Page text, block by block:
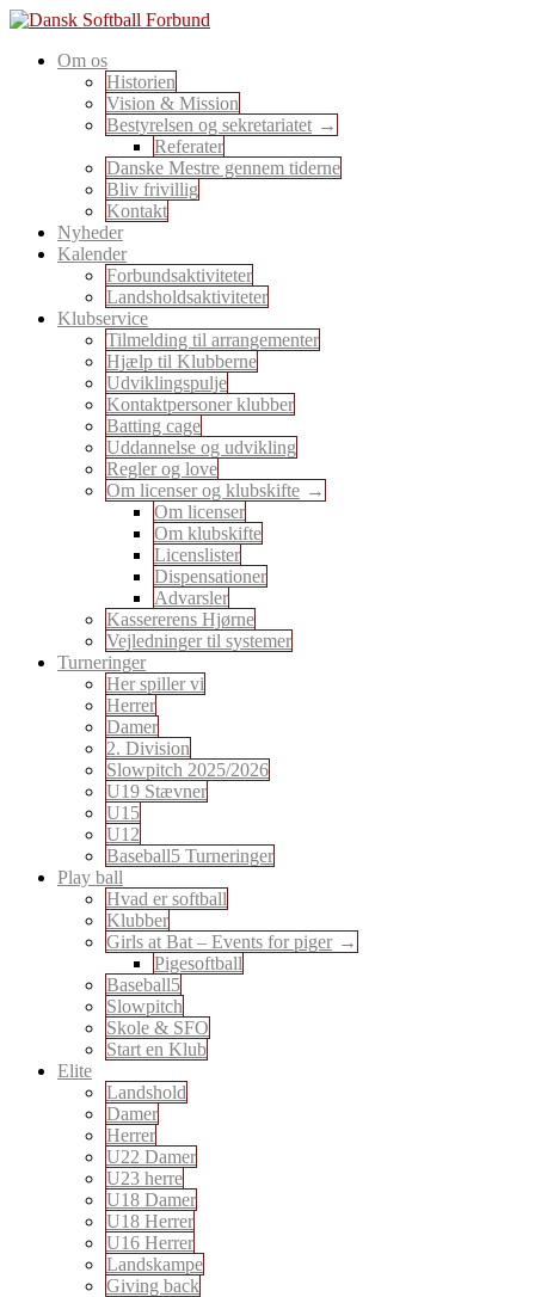
Skip
content
Dansk Softball Forbund
En sport for alle
Om os
Historien
Vision & Mission
Bestyrelsen og sekretariatet
Referater
Danske Mestre gennem tiderne
Bliv frivillig
Kontakt
Nyheder
Kalender
Forbundsaktiviteter
Landsholdsaktiviteter
Klubservice
Tilmelding til arrangementer
Hjælp til Klubberne
Udviklingspulje
Kontaktpersoner klubber
Batting cage
Uddannelse og udvikling
Regler og love
Om licenser og klubskifte
Om licenser
Om klubskifte
Licenslister
Dispensationer
Advarsler
Kassererens Hjørne
Vejledninger til systemer
Turneringer
Her spiller vi
Herrer
Damer
2. Division
Slowpitch 2025/2026
U19 Stævner
U15
U12
Baseball5 Turneringer
Play ball
Hvad er softball
Klubber
Girls at Bat – Events for piger
Pigesoftball
Baseball5
Slowpitch
Skole & SFO
Start en Klub
Elite
Landshold
Damer
Herrer
U22 Damer
U23 herre
U18 Damer
U18 Herrer
U16 Herrer
Landskampe
Giving back